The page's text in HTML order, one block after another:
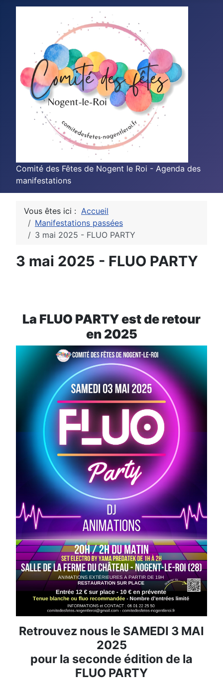
Comité des Fêtes de Nogent le Roi - Agenda des
manifestations
Vous êtes ici : Accueil
Manifestations passées
3 mai 2025 - FLUO PARTY
3 mai 2025 - FLUO PARTY
La FLUO PARTY est de retour
en 2025
Retrouvez nous le SAMEDI 3 MAI
2025
pour la seconde édition de la
FLUO PARTY